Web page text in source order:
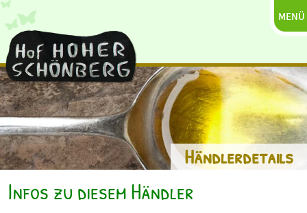
MENÜ
Händlerdetails
Infos zu diesem Händler